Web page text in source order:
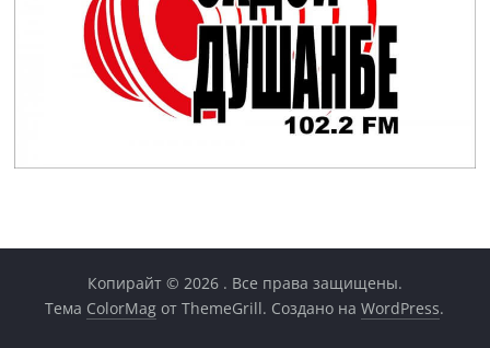
Копирайт © 2026 . Все права защищены.
Тема ColorMag от ThemeGrill. Создано наWordPress.